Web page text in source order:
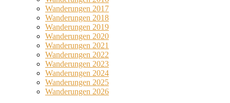
Wanderungen 2017
Wanderungen 2018
Wanderungen 2019
Wanderungen 2020
Wanderungen 2021
Wanderungen 2022
Wanderungen 2023
Wanderungen 2024
Wanderungen 2025
Wanderungen 2026